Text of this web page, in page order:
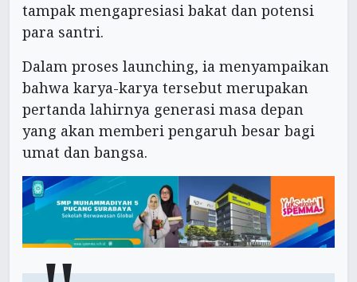
tampak mengapresiasi bakat dan potensi
para santri.
Dalam proses launching, ia menyampaikan
bahwa karya-karya tersebut merupakan
pertanda lahirnya generasi masa depan
yang akan memberi pengaruh besar bagi
umat dan bangsa.